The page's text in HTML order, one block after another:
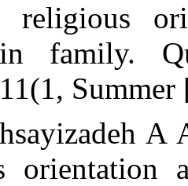
health in
8.